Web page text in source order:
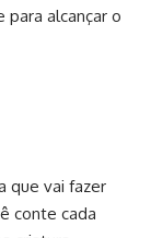
alcançar o
que vai fazer
conte cada